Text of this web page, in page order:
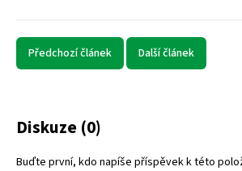
Předchozí článek Další článek
Diskuze (0)
Buďte první, kdo napíše příspěvek k této